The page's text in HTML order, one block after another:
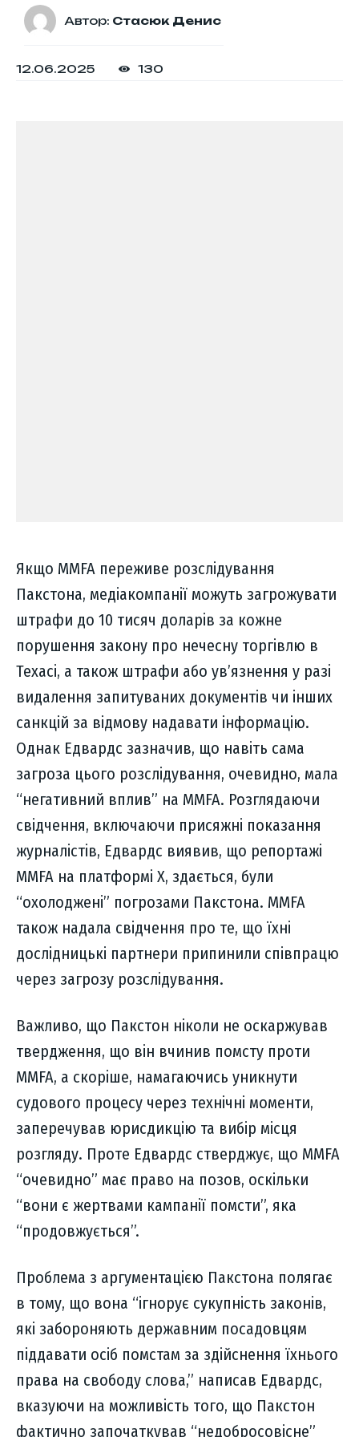
Автор: Стасюк Денис
12.06.2025 130
Якщо MMFA переживе розслідування
Пакстона, медіакомпанії можуть загрожувати
штрафи до 10 тисяч доларів за кожне
порушення закону про нечесну торгівлю в
Техасі, а також штрафи або ув’язнення у разі
видалення запитуваних документів чи інших
санкцій за відмову надавати інформацію.
Однак Едвардс зазначив, що навіть сама
загроза цього розслідування, очевидно, мала
“негативний вплив” на MMFA. Розглядаючи
свідчення, включаючи присяжні показання
журналістів, Едвардс виявив, що репортажі
MMFA на платформі X, здається, були
“охолоджені” погрозами Пакстона. MMFA
також надала свідчення про те, що їхні
дослідницькі партнери припинили співпрацю
через загрозу розслідування.
Важливо, що Пакстон ніколи не оскаржував
твердження, що він вчинив помсту проти
MMFA, а скоріше, намагаючись уникнути
судового процесу через технічні моменти,
заперечував юрисдикцію та вибір місця
розгляду. Проте Едвардс стверджує, що MMFA
“очевидно” має право на позов, оскільки
“вони є жертвами кампанії помсти”, яка
“продовжується”.
Проблема з аргументацією Пакстона полягає
в тому, що вона “ігнорує сукупність законів,
які забороняють державним посадовцям
піддавати осіб помстам за здійснення їхнього
права на свободу слова,” написав Едвардс,
вказуючи на можливість того, що Пакстон
фактично започаткував “недобросовісне”